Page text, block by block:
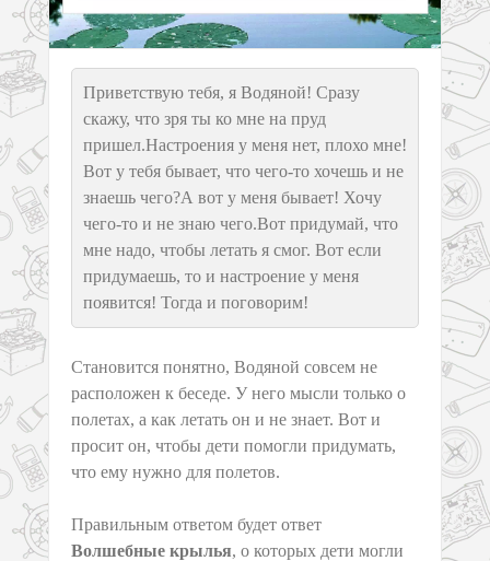
Приветствую тебя, я Водяной! Сразу
скажу, что зря ты ко мне на пруд
пришел.Настроения у меня нет, плохо мне!
Вот у тебя бывает, что чего-то хочешь и не
знаешь чего?А вот у меня бывает! Хочу
чего-то и не знаю чего.Вот придумай, что
мне надо, чтобы летать я смог. Вот если
придумаешь, то и настроение у меня
появится! Тогда и поговорим!
Становится понятно, Водяной совсем не
расположен к беседе. У него мысли только о
полетах, а как летать он и не знает. Вот и
просит он, чтобы дети помогли придумать,
что ему нужно для полетов.
Правильным ответом будет ответ
Волшебные крылья, о которых дети могли